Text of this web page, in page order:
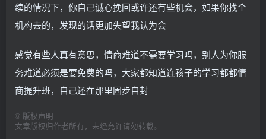
续的情况下，你自己诚心挽回或许还有些机会，如果你找个
机构去的，发现的话更加失望我认为会
感觉有些人真有意思，情商难道不需要学习吗，别人为你服
务难道必须是要免费的吗，大家都知道连孩子的学习都都情
商提升班，自己还在那里固步自封
© 版权声明
文章版权归作者所有，未经允许请勿转载。